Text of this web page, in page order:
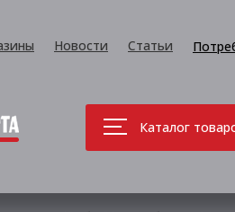
Новости Статьи
Каталог